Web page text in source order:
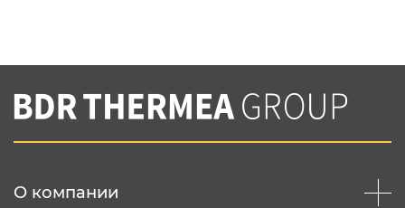
Вы соглашаетесь с нашей политикой
конфеденциальности
О компании